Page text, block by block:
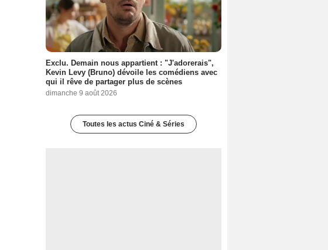
Exclu. Demain nous appartient : "J'adorerais",
Kevin Levy (Bruno) dévoile les comédiens avec
qui il rêve de partager plus de scènes
dimanche 9 août 2026
Toutes les actus Ciné & Séries